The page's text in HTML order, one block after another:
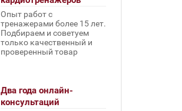
Опыт работ с
тренажерами более 15 лет.
Подбираем и советуем
только качественный и
проверенный товар
Два года онлайн-
консультаций